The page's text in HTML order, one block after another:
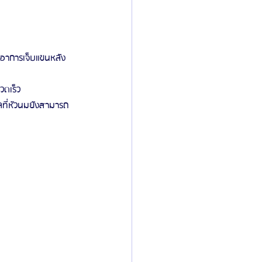
การเจ็บแขนหลัง
เร็ว
หัวนมยังสามารถ